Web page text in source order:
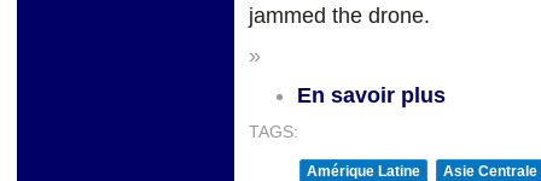
jammed the drone.
»
En savoir plus
TAGS:
Amérique Latine
Asie Centrale